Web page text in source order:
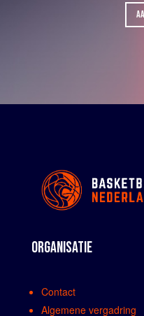
ORGANISATIE
Contact
Algemene vergadring